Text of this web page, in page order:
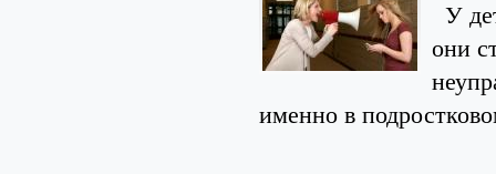
У
они
именно в